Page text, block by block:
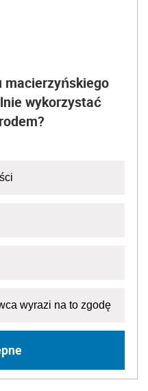
macierzyńskiego
wykorzystać
wyrazi na to zgodę